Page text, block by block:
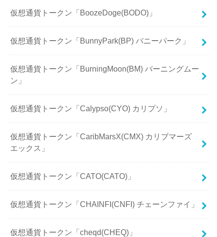
仮想通貨トークン「BoozeDoge(BODO)」
仮想通貨トークン「BunnyPark(BP) バニーパーク」
仮想通貨トークン「BurningMoon(BM) バーニングムー
ン」
仮想通貨トークン「Calypso(CYO) カリプソ」
仮想通貨トークン「CaribMarsX(CMX) カリブマーズ
エックス」
仮想通貨トークン「CATO(CATO)」
仮想通貨トークン「CHAINFI(CNFI) チェーンファイ」
仮想通貨トークン「cheqd(CHEQ)」